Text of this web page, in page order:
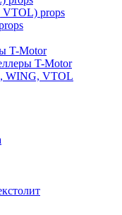
props
T-Motor
T-Motor
WING, VTOL